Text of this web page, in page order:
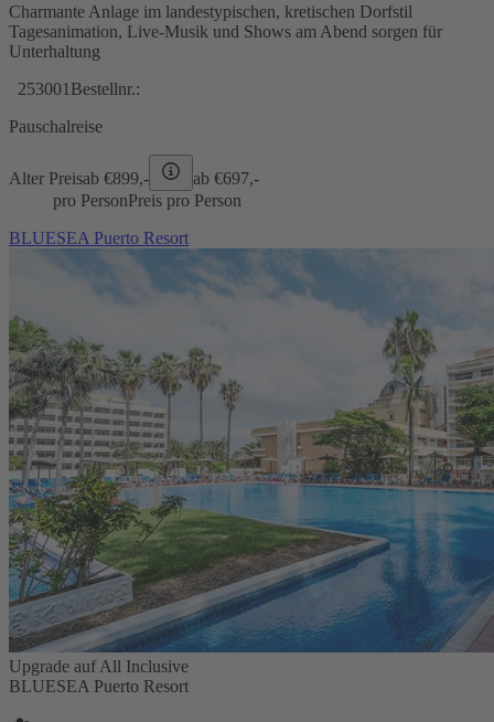
Charmante Anlage im landestypischen, kretischen Dorfstil
Tagesanimation, Live-Musik und Shows am Abend sorgen für
Unterhaltung
253001 Bestellnr.:
Pauschalreise
Alter Preisab €899,- ab €697,-
pro PersonPreis pro Person
BLUESEA Puerto Resort
Upgrade auf All Inclusive
BLUESEA Puerto Resort